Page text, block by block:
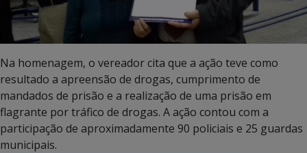
Na homenagem, o vereador cita que a ação teve como
resultado a apreensão de drogas, cumprimento de
mandados de prisão e a realização de uma prisão em
flagrante por tráfico de drogas. A ação contou com a
participação de aproximadamente 90 policiais e 25 guardas
municipais.